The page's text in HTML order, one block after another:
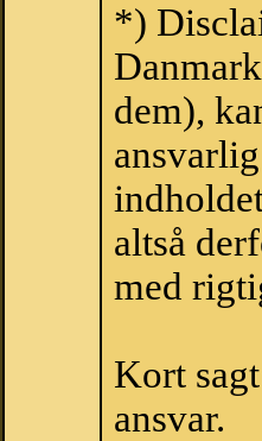
*)
dem),
altså
med
Kort
ansvar.